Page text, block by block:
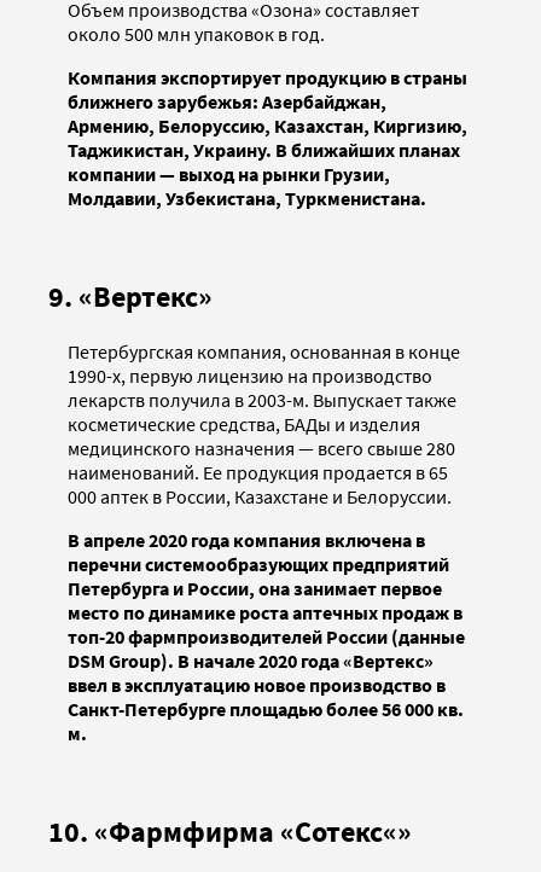
Объем производства «Озона» составляет
около 500 млн упаковок в год.
Компания экспортирует продукцию в страны
ближнего зарубежья: Азербайджан,
Армению, Белоруссию, Казахстан, Киргизию,
Таджикистан, Украину. В ближайших планах
компании — выход на рынки Грузии,
Молдавии, Узбекистана, Туркменистана.
9. «Вертекс»
Петербургская компания, основанная в конце
1990-х, первую лицензию на производство
лекарств получила в 2003-м. Выпускает также
косметические средства, БАДы и изделия
медицинского назначения — всего свыше 280
наименований. Ее продукция продается в 65
000 аптек в России, Казахстане и Белоруссии.
В апреле 2020 года компания включена в
перечни системообразующих предприятий
Петербурга и России, она занимает первое
место по динамике роста аптечных продаж в
топ-20 фармпроизводителей России (данные
DSM Group). В начале 2020 года «Вертекс»
ввел в эксплуатацию новое производство в
Санкт-Петербурге площадью более 56 000 кв.
м.
10. «Фармфирма «Сотекс«»